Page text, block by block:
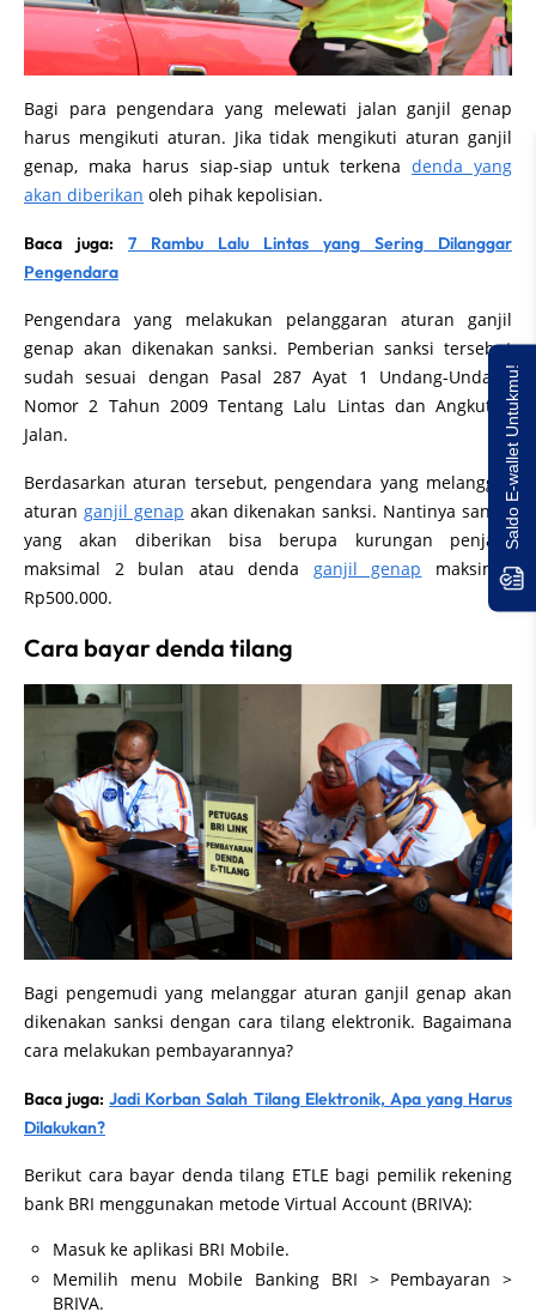
Bagi para pengendara yang melewati jalan ganjil genap
harus mengikuti aturan. Jika tidak mengikuti aturan ganjil
genap, maka harus siap-siap untuk terkenadenda yang
akan diberikan oleh pihak kepolisian.
Baca juga: 7 Rambu Lalu Lintas yang Sering Dilanggar
Pengendara
Pengendara yang melakukan pelanggaran aturan ganjil
genap akan dikenakan sanksi. Pemberian sanksi tersebut
sudah sesuai dengan Pasal 287 Ayat 1 Undang-Undang
Nomor 2 Tahun 2009 Tentang Lalu Lintas dan Angkutan
Jalan.
Berdasarkan aturan tersebut, pengendara yang melanggar
aturan ganjil genap akan dikenakan sanksi. Nantinya sanksi
yang akan diberikan bisa berupa kurungan penjara
maksimal 2 bulan atau denda ganjil genap maksimal
Rp500.000.
Cara bayar denda tilang
Bagi pengemudi yang melanggar aturan ganjil genap akan
dikenakan sanksi dengan cara tilang elektronik. Bagaimana
cara melakukan pembayarannya?
Baca juga:Jadi Korban Salah Tilang Elektronik, Apa yang Harus
Dilakukan?
Berikut cara bayar denda tilang ETLE bagi pemilik rekening
bank BRI menggunakan metode Virtual Account (BRIVA):
Masuk ke aplikasi BRI Mobile.
Memilih menu Mobile Banking BRI > Pembayaran >
BRIVA.
Saldo E-wallet Untukmu!